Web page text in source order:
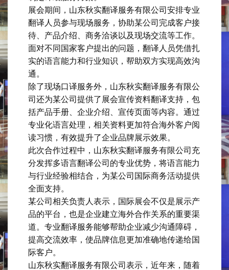
展会期间，山东秋实翻译服务有限公司安排专业
翻译人员参与现场服务，协助某公司完成客户接
待、产品介绍、商务洽谈以及现场交流等工作。
面对不同国家客户提出的问题，翻译人员凭借扎
实的语言能力和行业知识，帮助双方实现高效沟
通。
除了现场口译服务外，山东秋实翻译服务有限公
司还为某公司提供了展会宣传资料翻译支持，包
括产品手册、企业介绍、宣传页面等内容。通过
专业化语言处理，相关资料更加符合海外客户阅
读习惯，有效提升了企业品牌展示效果。
此次合作过程中，山东秋实翻译服务有限公司充
分发挥多语言翻译公司的专业优势，将语言能力
与行业经验相结合，为某公司国际商务活动提供
全面支持。
某公司相关负责人表示，国际展会不仅是展示产
品的平台，也是企业建立海外合作关系的重要渠
道。专业翻译服务能够帮助企业减少沟通障碍，
提高交流效率，使品牌信息更加准确地传递给国
际客户。
山东秋实翻译服务有限公司表示，近年来，随着